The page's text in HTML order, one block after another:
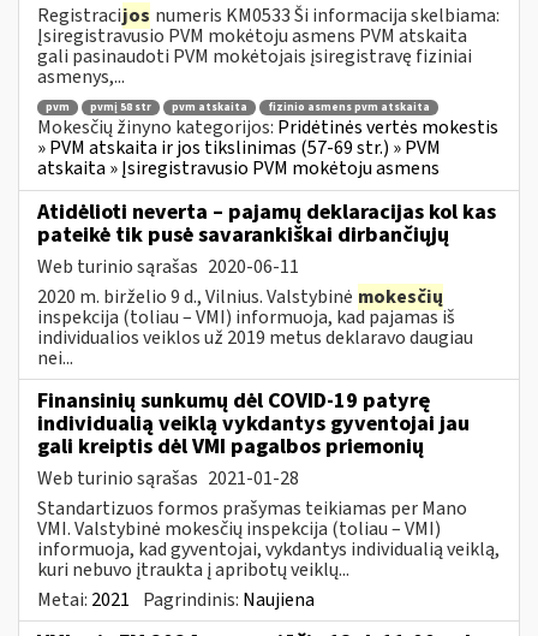
Registracijos numeris KM0533 Ši informacija skelbiama:
Įsiregistravusio PVM mokėtoju asmens PVM atskaita
gali pasinaudoti PVM mokėtojais įsiregistravę fiziniai
asmenys,...
pvm pvmį 58 str pvm atskaita fizinio asmens pvm atskaita
Mokesčių žinyno kategorijos: Pridėtinės vertės mokestis
» PVM atskaita ir jos tikslinimas (57-69 str.) » PVM
atskaita » Įsiregistravusio PVM mokėtoju asmens
Atidėlioti neverta – pajamų deklaracijas kol kas
pateikė tik pusė savarankiškai dirbančiųjų
Web turinio sąrašas 2020-06-11
2020 m. birželio 9 d., Vilnius. Valstybinė mokesčių
inspekcija (toliau – VMI) informuoja, kad pajamas iš
individualios veiklos už 2019 metus deklaravo daugiau
nei...
Finansinių sunkumų dėl COVID-19 patyrę
individualią veiklą vykdantys gyventojai jau
gali kreiptis dėl VMI pagalbos priemonių
Web turinio sąrašas 2021-01-28
Standartizuos formos prašymas teikiamas per Mano
VMI. Valstybinė mokesčių inspekcija (toliau – VMI)
informuoja, kad gyventojai, vykdantys individualią veiklą,
kuri nebuvo įtraukta į apribotų veiklų...
Metai: 2021 Pagrindinis: Naujiena